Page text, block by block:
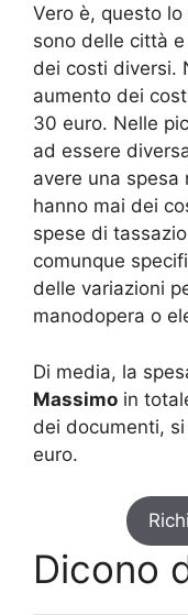
Vero è, questo
sono delle città
dei costi diversi.
aumento dei
30 euro. Nelle
ad essere
avere una spesa
hanno mai dei
spese di
comunque
delle variazioni
manodopera o
Di media, la
Massimo in
dei documenti,
euro.
Dicono